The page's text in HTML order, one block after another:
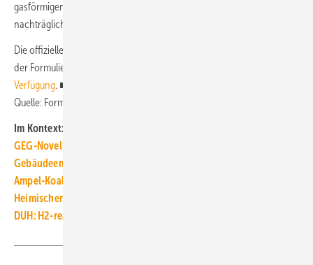
gasförmigen Brennstoff beschickten Heizungsanlagen noch
nachträglich kostensteigernde Pflichten auslösen.
Die offiziellen Bundestagsdrucksachen des Regierungsentwurfs und
der Formulierungshilfe
Verfügung. ■
Quelle: Formulierungshilfe, GIH / jv
Im Kontext:
GEG-Novelle: Deneff warnt vor bedenklichen Streichungen
Gebäudeenergiegesetz: Die nächste Wette auf billiges Gas
Ampel-Koalition konkretisiert Leitplanken für GEG-Novelle
Heimischer grüner Wasserstoff konkurrenzfähiger als erwartet
DUH: H2-ready streichen und Förderkonzept für Wärmepumpen